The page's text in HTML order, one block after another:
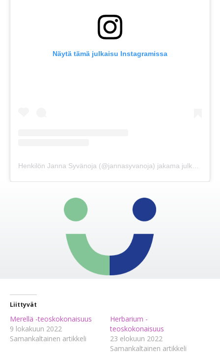
Näytä tämä julkaisu Instagramissa
Henkilön Janna Syvänoja (@jannasyvanoja) jakama julkaisu
Liittyvät
Merellä -teoskokonaisuus
9 lokakuun 2022
Samankaltainen artikkeli
Herbarium -
teoskokonaisuus
23 elokuun 2022
Samankaltainen artikkeli